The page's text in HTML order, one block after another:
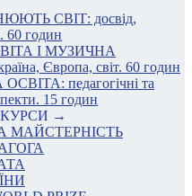
СВІТ: досвід,
60 годин
І МУЗИЧНА
Європа, світ. 60 годин
педагогічні та
15 годин
→
МАЙСТЕРНІСТЬ